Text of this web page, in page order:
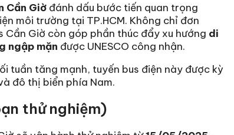
Cần Giờ đánh dấu bước tiến quan trọng
môi trường tại TP.HCM. Không chỉ đơn
Cần Giờ còn góp phần thúc đẩy xu hướng di
ngập mặn được UNESCO công nhận.
tuần tăng mạnh, tuyến bus điện này được kỳ
đô thị biển phía Nam.
thử nghiệm)